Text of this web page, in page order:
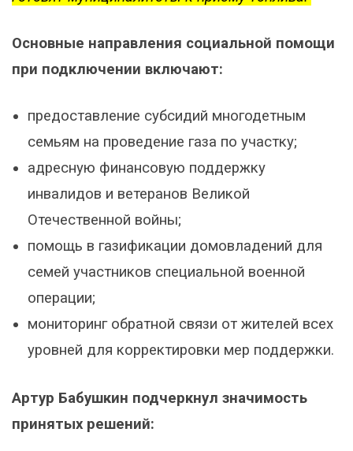
Основные направления социальной помощи
при подключении включают:
предоставление субсидий многодетным
семьям на проведение газа по участку;
адресную финансовую поддержку
инвалидов и ветеранов Великой
Отечественной войны;
помощь в газификации домовладений для
семей участников специальной военной
операции;
мониторинг обратной связи от жителей всех
уровней для корректировки мер поддержки.
Артур Бабушкин подчеркнул значимость
принятых решений: